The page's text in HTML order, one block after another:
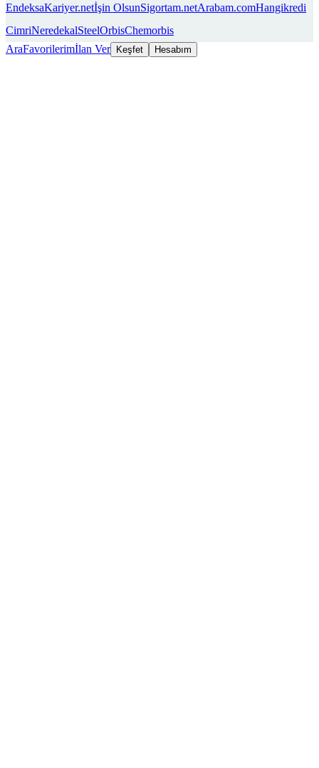
EndeksaKariyer.netİşin OlsunSigortam.netArabam.comHangikredi
CimriNeredekalSteelOrbisChemorbis
AraFavorilerimİlan Ver Keşfet Hesabım